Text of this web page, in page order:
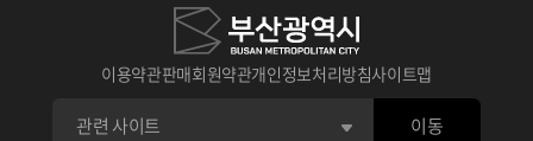
유형 코드 - 자기진단 우울 - 자기진단 불안 - 자기진단 스트레스 - 자
기진단 외상후점수 - 상담사 진단 우울 - 상담사 진단 불안 - 상담사 진
에서 주요우울장애 선별을 위한 PHQ-2/PHQ-9 연속선별검사의 유
이용약관판매회원약관개인정보처리방침사이트맵
이동